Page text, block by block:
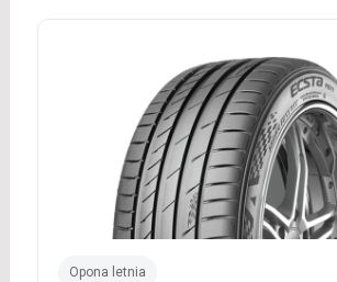
Opona letnia